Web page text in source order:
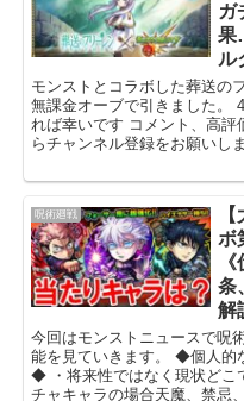
ガ
果
ル
モンストとコラボした葬送の
無課金オーブで引きました。
れば幸いです コメント、高
らチャンネル登録をお願いし
呪術廻戦
ボ
条
解
今回はモンストニュースで呪
能を見ていきます。 ◆個人的
◆ ・将来性ではなく現状どこ
チャキャラの場合天魔、禁忌